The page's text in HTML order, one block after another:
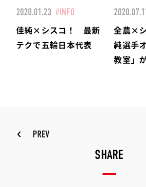
2020.01.23 #INFO
佳純×シスコ！ 最新
テクで五輪日本代表
全農×
純選手
教室」
PREV
SHARE